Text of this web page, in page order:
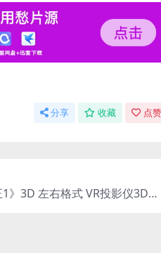
分享 收藏 点
》3D 左右格式 VR投影仪3D电